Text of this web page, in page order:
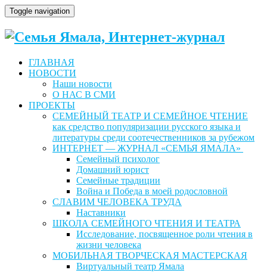
Toggle navigation
ГЛАВНАЯ
НОВОСТИ
Наши новости
О НАС В СМИ
ПРОЕКТЫ
СЕМЕЙНЫЙ ТЕАТР И СЕМЕЙНОЕ ЧТЕНИЕ
как средство популяризации русского языка и
литературы среди соотечественников за рубежом
ИНТЕРНЕТ — ЖУРНАЛ «СЕМЬЯ ЯМАЛА»
Семейный психолог
Домашний юрист
Семейные традиции
Война и Победа в моей родословной
СЛАВИМ ЧЕЛОВЕКА ТРУДА
Наставники
ШКОЛА СЕМЕЙНОГО ЧТЕНИЯ И ТЕАТРА
Исследование, посвященное роли чтения в
жизни человека
МОБИЛЬНАЯ ТВОРЧЕСКАЯ МАСТЕРСКАЯ
Виртуальный театр Ямала